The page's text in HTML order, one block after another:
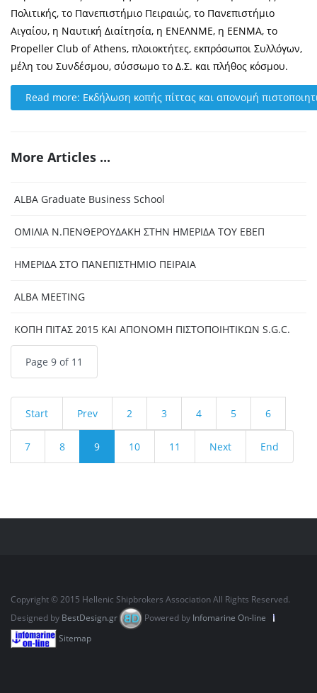
Πολιτικής, το Πανεπιστήμιο Πειραιώς, το Πανεπιστήμιο
Αιγαίου, η Ναυτική Διαίτησία, η ΕΝΕΛΝΜΕ, η ΕΕΝΜΑ, το
Propeller Club of Athens, πλοιοκτήτες, εκπρόσωποι Συλλόγων,
μέλη του Συνδέσμου, σύσσωμο το Δ.Σ. και πλήθος κόσμου.
Read more: Εκδήλωση κοπής πίττας και απονομή
More Articles ...
ALBA Graduate Business School
ΟΜΙΛΙΑ Ν.ΠΕΝΘΕΡΟΥΔΑΚΗ ΣΤΗΝ ΗΜΕΡΙΔΑ ΤΟΥ ΕΒΕΠ
ΗΜΕΡΙΔΑ ΣΤΟ ΠΑΝΕΠΙΣΤΗΜΙΟ ΠΕΙΡΑΙΑ
ALBA MEETING
ΚΟΠΗ ΠΙΤΑΣ 2015 ΚΑΙ ΑΠΟΝΟΜΗ ΠΙΣΤΟΠΟΙΗΤΙΚΩΝ S.G.C.
Page 9 of 11
Start Prev 2 3 4 5 6
7 8 9 10 11 Next End
Copyright © 2015 Hellenic Shipbrokers Association All Rights Reserved.
Designed by BestDesign.gr Powered by Infomarine On-line
Sitemap